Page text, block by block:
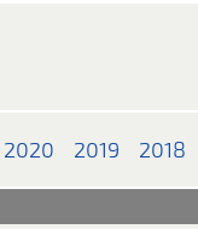
2020 2019 2018